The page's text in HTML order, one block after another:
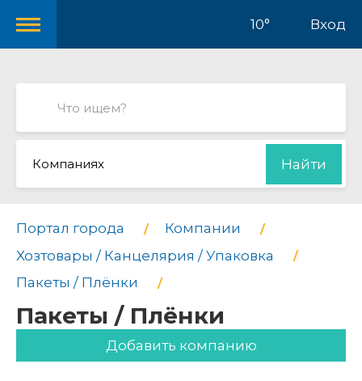
10° Вход
Компаниях Найти
Портал города
Компании
Хозтовары / Канцелярия / Упаковка
Пакеты / Плёнки
Пакеты / Плёнки
Добавить компанию